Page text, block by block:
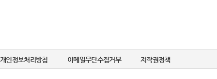
개인정보처리방침 이메일무단수집거부 저작권정책